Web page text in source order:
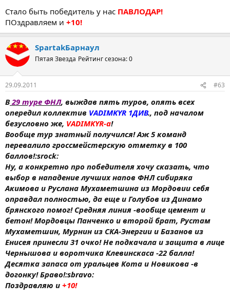
Стало быть победитель у нас ПАВЛОДАР!
ПОздравляем и +10!
SpartakБарнаул
Пятая Звезда Рейтинг сезона: 0
29.09.2011 #63
В29 туре ФНЛ, выждав пять туров, опять всех
опередил коллектив VADIMKYR 1ДИВ., под началом
безусловно же, VADIMKYR-а!
Вообще тур знатный получился! Аж 5 команд
перевалило гроссмейстерскую отметку в 100
баллов!:srock:
Ну, а конкретно про победителя хочу сказать, что
выбор в нападение лучших напов ФНЛ сибиряка
Акимова и Руслана Мухаметшина из Мордовии себя
оправдал полностью, да еще и Голубов из Динамо
брянского помог! Средняя линия -вообще цемент и
бетон! Мордовцы Панченко и второй брат, Рустам
Мухаметшин, Мурнин из СКА-Энергии и Базанов из
Енисея принесли 31 очко! Не подкачала и защита в лице
Чернышова и воротчика Клевинскаса -22 балла!
Десятка запаса от уральцев Кота и Новикова -в
догонку! Браво!:sbravo:
Поздравляю и +10!